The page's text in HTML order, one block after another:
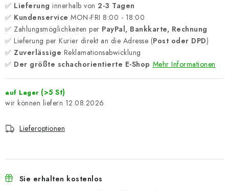
✅ Lieferung innerhalb von 2-3 Tagen
✅ Kundenservice MON-FRI 8:00 - 18:00
✅ Zahlungsmöglichkeiten per PayPal, Bankkarte, Rechnung
✅ Lieferung per Kurier direkt an die Adresse (Post oder DPD)
✅ Zuverlässige Reklamationsabwicklung
✅ Der größte schachorientierte E-Shop Mehr Informationen
auf Lager (>5 St)
12.08.2026
Lieferoptionen
Sie erhalten kostenlos